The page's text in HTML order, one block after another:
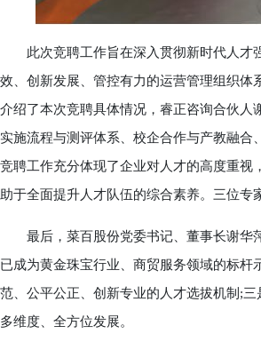
此次竞聘工作旨在深入贯彻新时代人才强
效、创新发展、管控有力的运营管理组织
介绍了本次竞聘具体情况，睿正咨询合伙
实施流程与测评体系、校企合作与产教融
竞聘工作充分体现了企业对人才的高度重视
助于全面提升人才队伍的综合素养。三位
最后，菜百股份党委书记、董事长谢华
已成为黄金珠宝行业、商贸服务领域的标杆
范、公平公正、创新专业的人才选拔机制;
多维度、全方位发展。